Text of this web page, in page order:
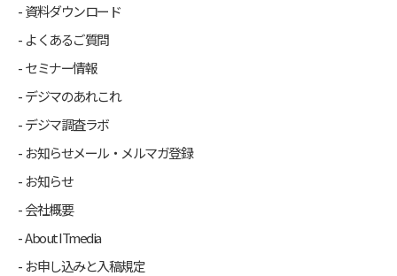
資料ダウンロード
よくあるご質問
セミナー情報
デジマのあれこれ
デジマ調査ラボ
お知らせメール・メルマガ登録
お知らせ
会社概要
About ITmedia
お申し込みと入稿規定